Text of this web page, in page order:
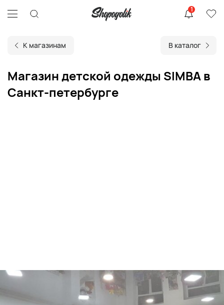
1
К магазинам В каталог
Магазин детской одежды SIMBA в
Санкт-петербурге